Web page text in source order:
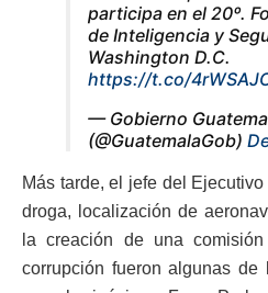
participa en el 20º.
de Inteligencia y
Washington D.C.
https://t.co/
— Gobierno
(@GuatemalaGob)
Más tarde, el jefe del
droga, localización de
la creación de una
corrupción fueron algunas de